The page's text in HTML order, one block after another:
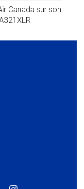
Canada sur son